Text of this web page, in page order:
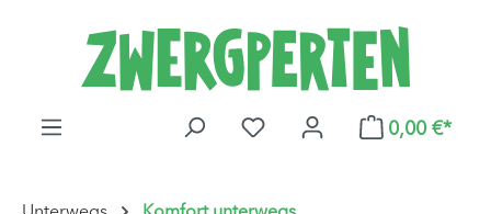
Zum Hauptinhalt springen
DU HAST 0 PRODUKTE AUF
0,00 €*